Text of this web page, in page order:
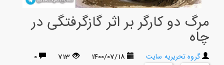
مرگ دو کارگر بر اثر گازگرفتگی در
چاه
گروه تحریریه سایت 1400/07/18
713
0